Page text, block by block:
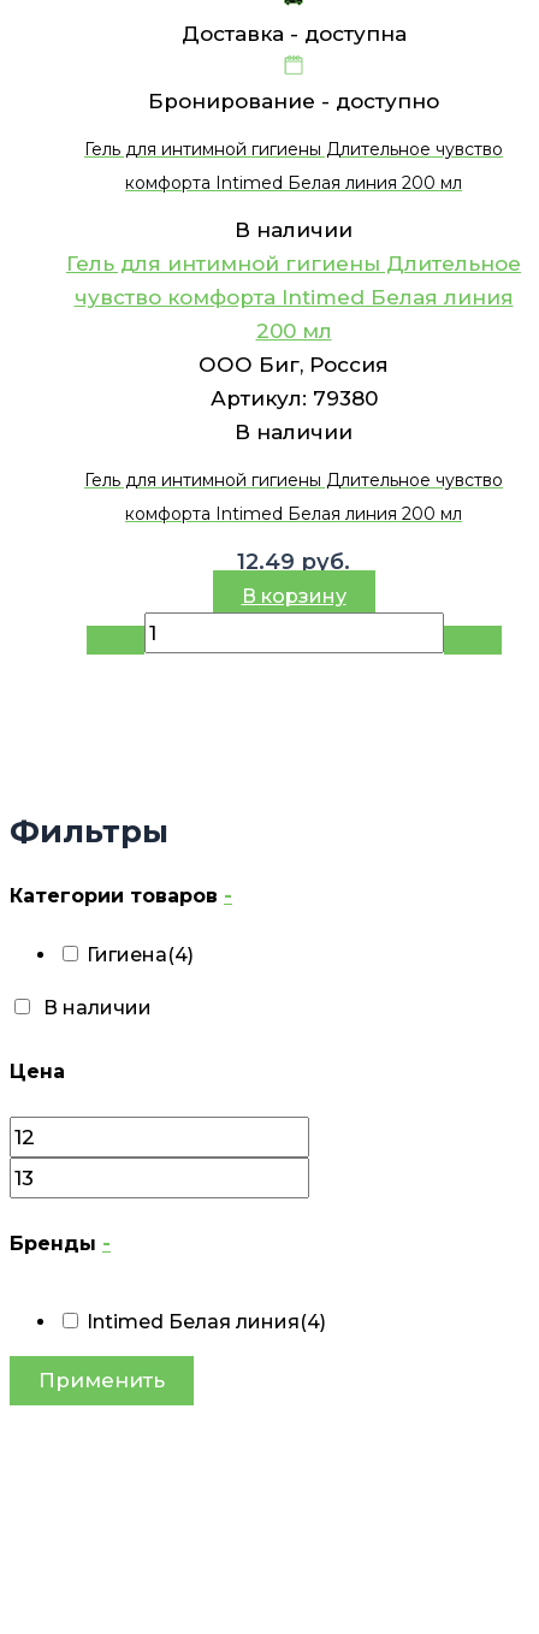
Фильтры
Категории товаров -
Гигиена(4)
В наличии
Цена
Бренды -
Intimed Белая линия(4)
Применить
Доставка - доступна
Бронирование - доступно
Гель для интимной гигиены Длительное чувство
комфорта Intimed Белая линия 200 мл
В наличии
Гель для интимной гигиены Длительное
чувство комфорта Intimed Белая линия
200 мл
ООО Биг, Россия
Артикул: 79380
В наличии
Гель для интимной гигиены Длительное чувство
комфорта Intimed Белая линия 200 мл
12.49 руб.
В корзину